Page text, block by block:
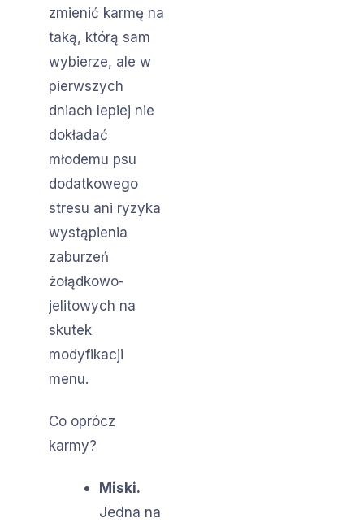
zmienić karmę na
taką, którą sam
wybierze, ale w
pierwszych
dniach lepiej nie
dokładać
młodemu psu
dodatkowego
stresu ani ryzyka
wystąpienia
zaburzeń
żołądkowo-
jelitowych na
skutek
modyfikacji
menu.
Co oprócz
karmy?
Miski.
Jedna na